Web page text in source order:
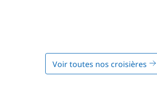
Voir toutes nos croisières